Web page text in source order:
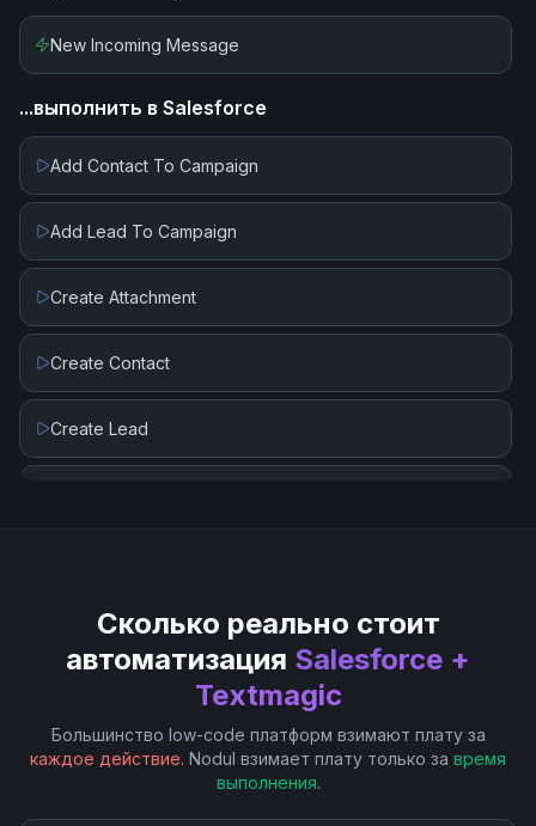
Look Up Email
New Incoming Message
...выполнить в Salesforce
Add Contact To Campaign
Add Lead To Campaign
Create Attachment
Create Contact
Create Lead
Get Records By Collections
Get Records by Query
Update Contact
Сколько реально стоит
автоматизация Salesforce +
Textmagic
Большинство low-code платформ взимают плату за
каждое действие. Nodul взимает плату только за время
выполнения.